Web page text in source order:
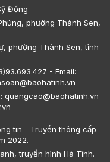
Đống
phường Thành Sen,
phường Thành Sen, tỉnh
- Email:
quangcao@baohatinh.vn
tin - Truyền thông cấp
2022.
truyền hình Hà Tĩnh.